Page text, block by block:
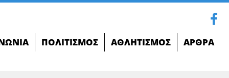
ΠΟΛΙΤΙΣΜΌΣ ΑΘΛΗΤΙΣΜΌΣ ΆΡΘΡΑ